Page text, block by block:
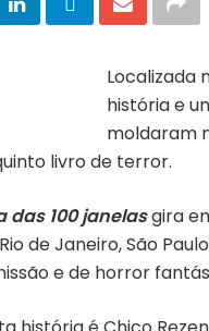
Localizada
história e
moldaram
livro de terror.
das 100 janelasgira
de Janeiro, São
e de horror